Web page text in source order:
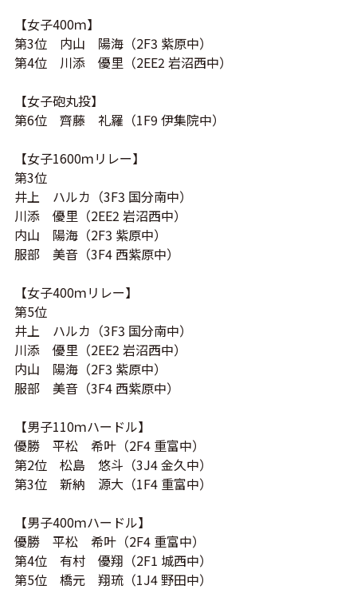
【女子400ｍ】
第3位 内山 陽海（2F3 紫原中）
第4位 川添 優里（2EE2 岩沼西中）
【女子砲丸投】
第6位 齊藤 礼羅（1F9 伊集院中）
【女子1600ｍリレー】
第3位
井上 ハルカ（3F3 国分南中）
川添 優里（2EE2 岩沼西中）
内山 陽海（2F3 紫原中）
服部 美音（3F4 西紫原中）
【女子400ｍリレー】
第5位
井上 ハルカ（3F3 国分南中）
川添 優里（2EE2 岩沼西中）
内山 陽海（2F3 紫原中）
服部 美音（3F4 西紫原中）
【男子110ｍハードル】
優勝 平松 希叶（2F4 重富中）
第2位 松島 悠斗（3J4 金久中）
第3位 新納 源大（1F4 重富中）
【男子400ｍハードル】
優勝 平松 希叶（2F4 重富中）
第4位 有村 優翔（2F1 城西中）
第5位 橋元 翔琉（1J4 野田中）